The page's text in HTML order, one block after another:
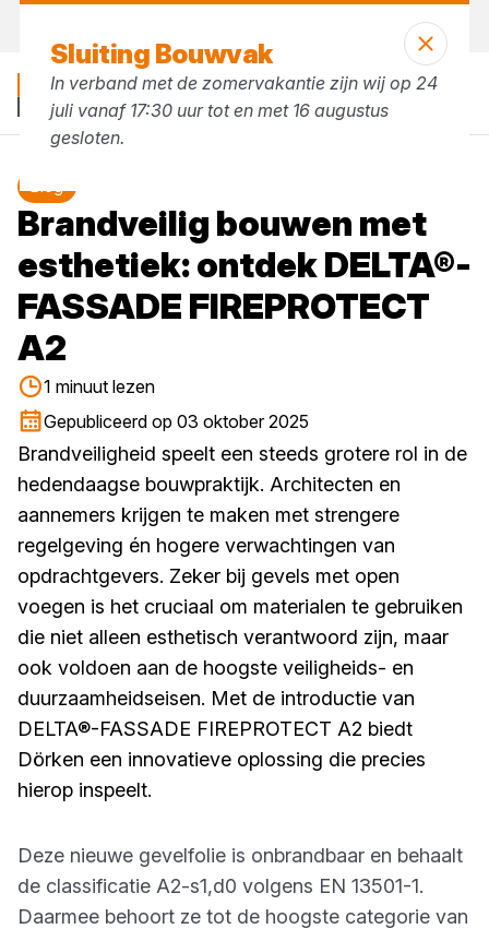
Brandveilig bouwen met
esthetiek: ontdek DELTA®-
FASSADE FIREPROTECT
A2
1 minuut lezen
Gepubliceerd op 03 oktober 2025
Brandveiligheid speelt een steeds grotere rol in de
hedendaagse bouwpraktijk. Architecten en
aannemers krijgen te maken met strengere
regelgeving én hogere verwachtingen van
opdrachtgevers. Zeker bij gevels met open
voegen is het cruciaal om materialen te gebruiken
die niet alleen esthetisch verantwoord zijn, maar
ook voldoen aan de hoogste veiligheids- en
duurzaamheidseisen. Met de introductie van
DELTA®-FASSADE FIREPROTECT A2 biedt
Dörken een innovatieve oplossing die precies
hierop inspeelt.
Deze nieuwe gevelfolie is onbrandbaar en behaalt
de classificatie A2-s1,d0 volgens EN 13501-1.
Daarmee behoort ze tot de hoogste categorie van
Sluiting Bouwvak
In verband met de zomervakantie zijn wij op 24
juli vanaf 17:30 uur tot en met 16 augustus
gesloten.